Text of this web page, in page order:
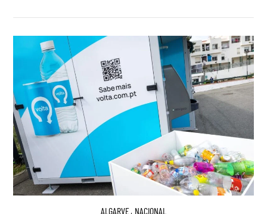
ALGARVE, NACIONAL